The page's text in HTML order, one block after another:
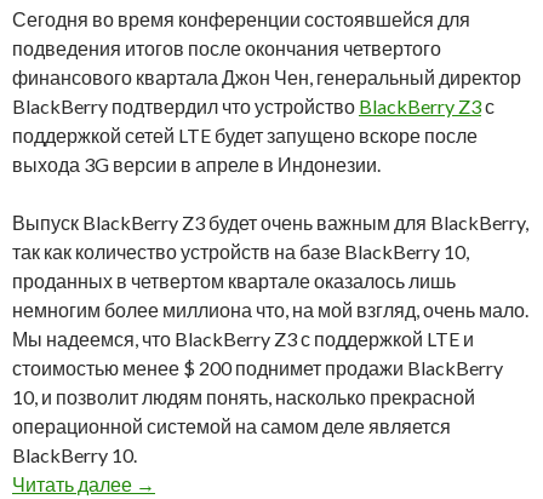
Сегодня во время конференции состоявшейся для
подведения итогов после окончания четвертого
финансового квартала Джон Чен, генеральный директор
BlackBerry подтвердил что устройство BlackBerry Z3с
поддержкой сетей LTE будет запущено вскоре после
выхода 3G версии в апреле в Индонезии.
Выпуск BlackBerry Z3 будет очень важным для BlackBerry,
так как количество устройств на базе BlackBerry 10,
проданных в четвертом квартале оказалось лишь
немногим более миллиона что, на мой взгляд, очень мало.
Мы надеемся, что BlackBerry Z3 с поддержкой LTE и
стоимостью менее $ 200 поднимет продажи BlackBerry
10, и позволит людям понять, насколько прекрасной
операционной системой на самом деле является
BlackBerry 10.
Читать далее BlackBerry Z3 LTE выйдет позже
→